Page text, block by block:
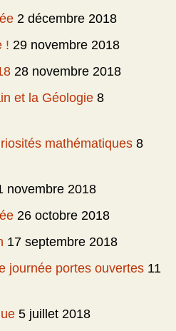
2 décembre 2018
! 29 novembre 2018
28 novembre 2018
et la Géologie 8
mathématiques 8
novembre 2018
26 octobre 2018
17 septembre 2018
journée portes ouvertes 11
5 juillet 2018